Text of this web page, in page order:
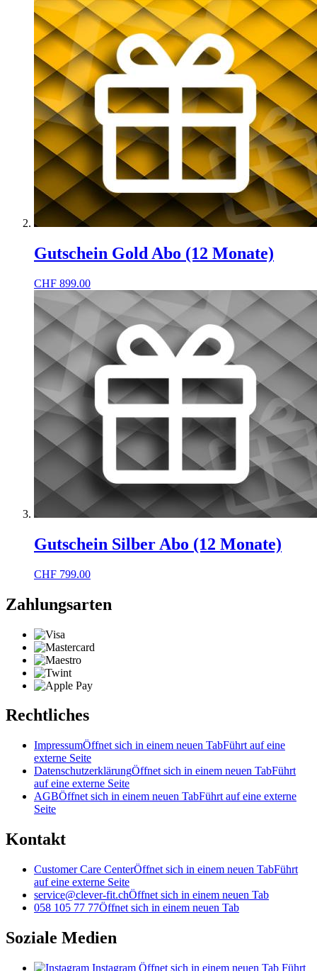
Gutschein Gold Abo (12 Monate)
CHF 899.00
Gutschein Silber Abo (12 Monate)
CHF 799.00
Zahlungsarten
Rechtliches
ImpressumÖffnet sich in einem neuen TabFührt auf eine
externe Seite
DatenschutzerklärungÖffnet sich in einem neuen TabFührt
auf eine externe Seite
AGBÖffnet sich in einem neuen TabFührt auf eine externe
Seite
Kontakt
Customer Care CenterÖffnet sich in einem neuen TabFührt
auf eine externe Seite
service@clever-fit.chÖffnet sich in einem neuen Tab
058 105 77 77Öffnet sich in einem neuen Tab
Soziale Medien
Instagram Öffnet sich in einem neuen Tab Führt